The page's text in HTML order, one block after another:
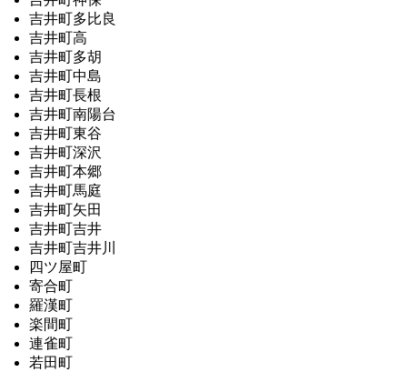
吉井町多比良
吉井町高
吉井町多胡
吉井町中島
吉井町長根
吉井町南陽台
吉井町東谷
吉井町深沢
吉井町本郷
吉井町馬庭
吉井町矢田
吉井町吉井
吉井町吉井川
四ツ屋町
寄合町
羅漢町
楽間町
連雀町
若田町